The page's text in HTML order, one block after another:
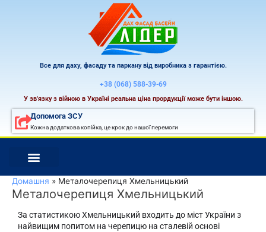
Все для даху, фасаду та паркану від виробника з гарантією.
+38 (068) 588-39-69
У зв'язку з війною в Україні реальна ціна прордукції може бути іншою.
Допомога ЗСУ
Кожна додаткова копійка, це крок до нашої перемоги
Домашня Металочерепиця Хмельницький
Металочерепиця Хмельницький
За статистикою Хмельницький входить до міст України з
найвищим попитом на черепицю на сталевій основі